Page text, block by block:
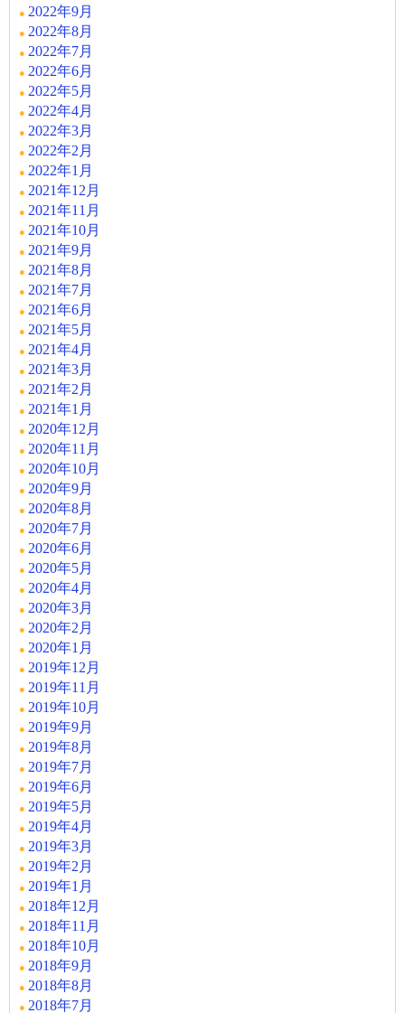
2022年9月
2022年8月
2022年7月
2022年6月
2022年5月
2022年4月
2022年3月
2022年2月
2022年1月
2021年12月
2021年11月
2021年10月
2021年9月
2021年8月
2021年7月
2021年6月
2021年5月
2021年4月
2021年3月
2021年2月
2021年1月
2020年12月
2020年11月
2020年10月
2020年9月
2020年8月
2020年7月
2020年6月
2020年5月
2020年4月
2020年3月
2020年2月
2020年1月
2019年12月
2019年11月
2019年10月
2019年9月
2019年8月
2019年7月
2019年6月
2019年5月
2019年4月
2019年3月
2019年2月
2019年1月
2018年12月
2018年11月
2018年10月
2018年9月
2018年8月
2018年7月